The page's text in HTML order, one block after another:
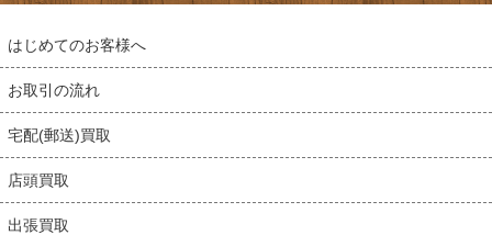
はじめてのお客様へ
お取引の流れ
宅配(郵送)買取
店頭買取
出張買取